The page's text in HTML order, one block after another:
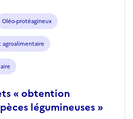
Oléo-protéagineux
agroalimentaire
« obtention
légumineuses »